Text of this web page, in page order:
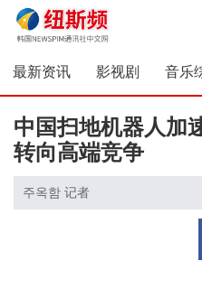
最新资讯 影视剧 音乐
中国扫地机器人加
转向高端竞争
주옥함 记者